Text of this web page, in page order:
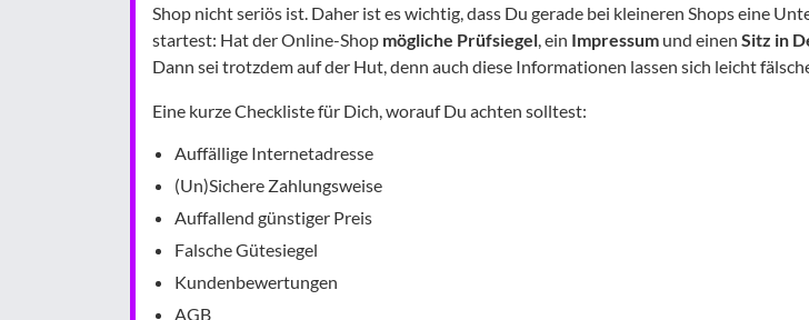
Shop nicht seriös ist. Daher ist es wichtig, dass Du gerade bei kleineren Shops eine
startest: Hat der Online-Shop mögliche Prüfsiegel , ein Impressum und einen Sitz in
Dann sei trotzdem auf der Hut, denn auch diese Informationen lassen sich leicht
Eine kurze Checkliste für Dich, worauf Du achten solltest:
Auffällige Internetadresse
(Un)Sichere Zahlungsweise
Auffallend günstiger Preis
Falsche Gütesiegel
Kundenbewertungen
AGB